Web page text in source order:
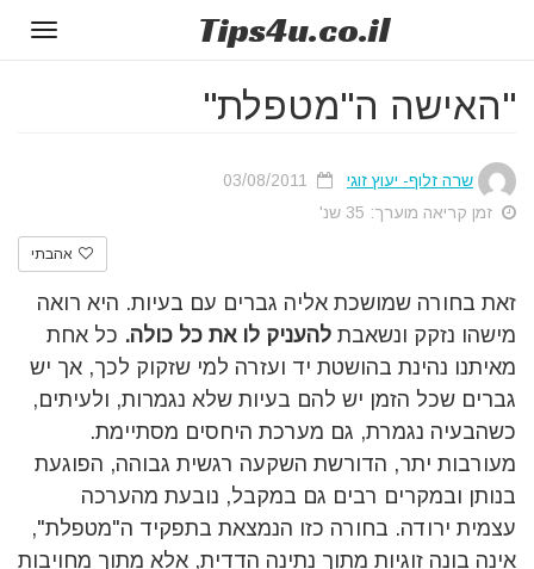
Tips4u.co.il
"האישה ה"מטפלת"
שרה זלוף- יעוץ זוגי
זמן קריאה מוערך: 35 שנ'
אהבתי
זאת בחורה שמושכת אליה גברים עם בעיות. היא רואה
מישהו נזקק ונשאבת להעניק לו את כל כולה. כל אחת
מאיתנו נהינת בהושטת יד ועזרה למי שזקוק לכך, אך יש
גברים שכל הזמן יש להם בעיות שלא נגמרות, ולעיתים,
כשהבעיה נגמרת, גם מערכת היחסים מסתיימת.
מעורבות יתר, הדורשת השקעה רגשית גבוהה, הפוגעת
בנותן ובמקרים רבים גם במקבל, נובעת מהערכה
עצמית ירודה. בחורה כזו הנמצאת בתפקיד ה"מטפלת",
אינה בונה זוגיות מתוך נתינה הדדית, אלא מתוך מחויבות